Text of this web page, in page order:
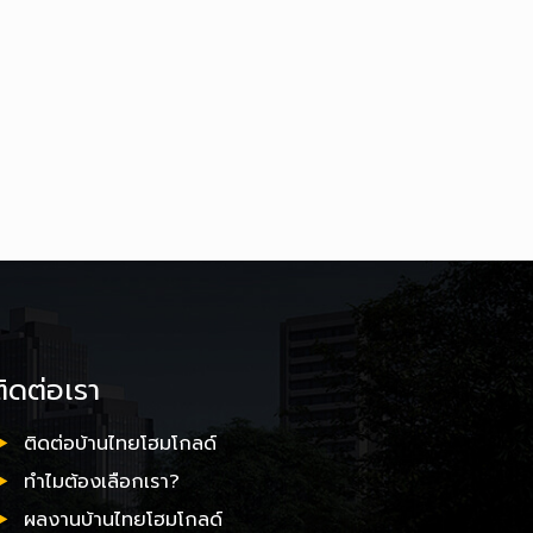
ต่อเรา
ติดต่อบ้านไทยโฮมโกลด์
ทำไมต้องเลือกเรา?
ผลงานบ้านไทยโฮมโกลด์